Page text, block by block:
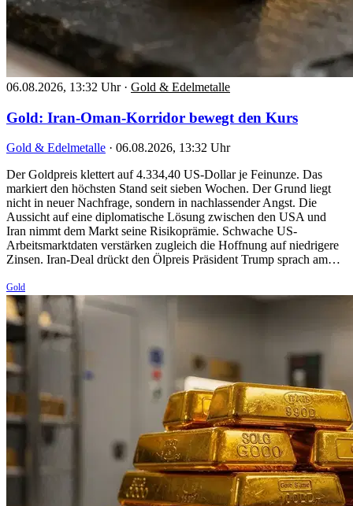
06.08.2026, 13:32 Uhr · Gold & Edelmetalle
Gold: Iran-Oman-Korridor bewegt den Kurs
Gold & Edelmetalle · 06.08.2026, 13:32 Uhr
Der Goldpreis klettert auf 4.334,40 US-Dollar je Feinunze. Das
markiert den höchsten Stand seit sieben Wochen. Der Grund liegt
nicht in neuer Nachfrage, sondern in nachlassender Angst. Die
Aussicht auf eine diplomatische Lösung zwischen den USA und
Iran nimmt dem Markt seine Risikoprämie. Schwache US-
Arbeitsmarktdaten verstärken zugleich die Hoffnung auf niedrigere
Zinsen. Iran-Deal drückt den Ölpreis Präsident Trump sprach am…
Gold